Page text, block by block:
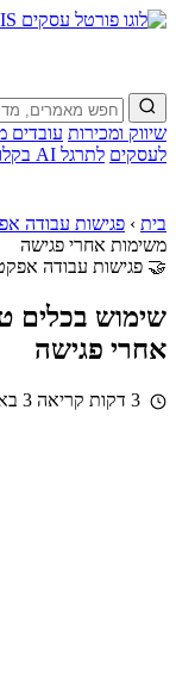
שיווק ומכירות עובדים
לעסקים לתרגל AI בקלות!
בית › פגישות עבודה
משימות אחרי פגישה
🤝 פגישות עבודה
שימוש בכלים
אחרי פגישה
3 באפריל 2025